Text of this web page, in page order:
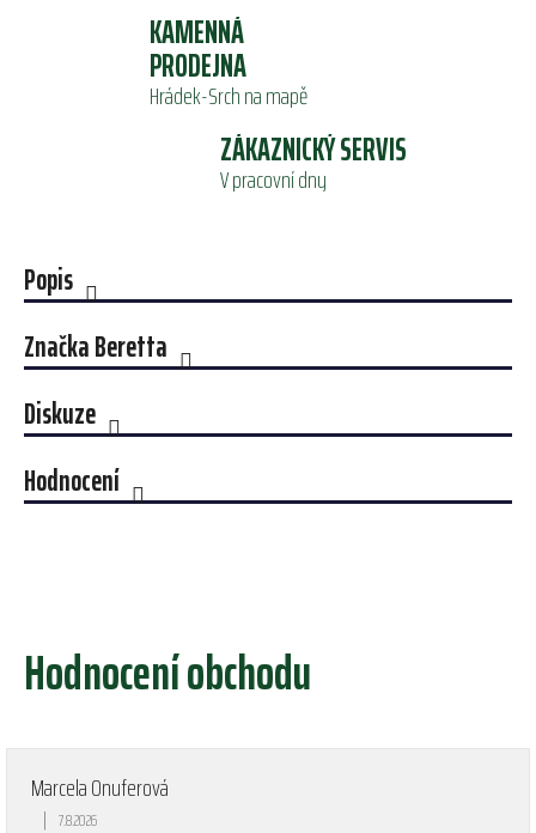
KAMENNÁ
PRODEJNA
Hrádek-Srch na mapě
ZÁKAZNICKÝ SERVIS
V pracovní dny
Popis
ZnačkaBeretta
Diskuze
Hodnocení
Hodnocení obchodu
Marcela Onuferová
| 7.8.2026